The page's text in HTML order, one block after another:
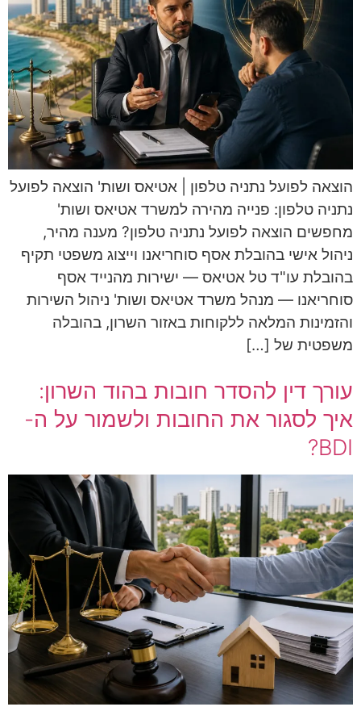
הוצאה לפועל נתניה טלפון | אטיאס ושות' הוצאה לפועל
נתניה טלפון: פנייה מהירה למשרד אטיאס ושות'
מחפשים הוצאה לפועל נתניה טלפון? מענה מהיר,
ניהול אישי בהובלת אסף סוחריאנו וייצוג משפטי תקיף
בהובלת עו"ד טל אטיאס — ישירות מהנייד אסף
סוחריאנו — מנהל משרד אטיאס ושות' ניהול השירות
והזמינות המלאה ללקוחות באזור השרון, בהובלה
משפטית של […]
עורך דין להסדר חובות בהוד השרון:
איך לסגור את החובות ולשמור על ה-
BDI?